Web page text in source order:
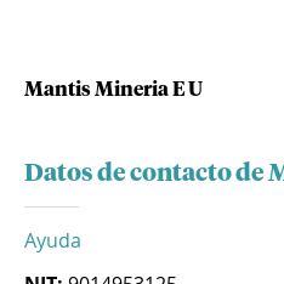
Mantis Mineria E U
Datos de contacto de
Ayuda